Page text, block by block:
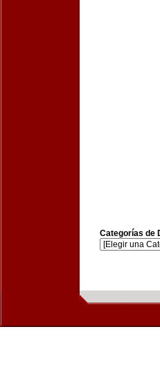
Categorías de